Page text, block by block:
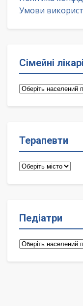
Умови
Сімейні лікарі
Сімейні
Терапевти
Терапевти
Педіатри
Педіатри